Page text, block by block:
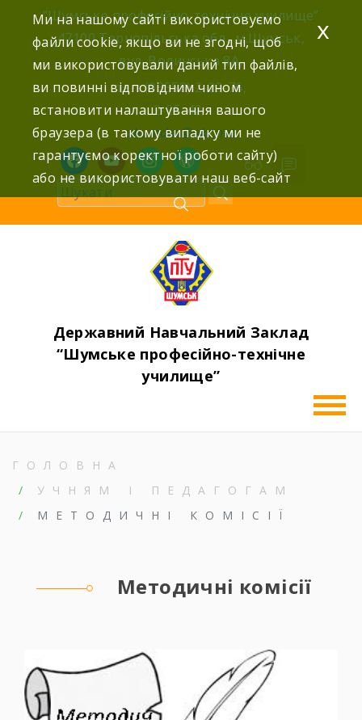
content
“Шумське професійно-технічне училище”
47100 Тернопільська обл., м.Шумськ,
вул. Волинська 8А,
тел: (03558) 2-22-76,
2-25-42,
shumdnz@ukr.net
facebookyoutubeinstagramwordpress
Державний Навчальний Заклад
“Шумське професійно-технічне
училище”
ГОЛОВНА
УЧНЯМ І ПЕДАГОГАМ
МЕТОДИЧНІ КОМІСІЇ
Методичні комісії
Ми на нашому сайті використовуємо
файли cookie, якщо ви не згодні, щоб
ми використовували даний тип файлів,
ви повинні відповідним чином
встановити налаштування вашого
браузера (в такому випадку ми не
гарантуємо коректної роботи сайту)
або не використовувати наш веб-сайт
x